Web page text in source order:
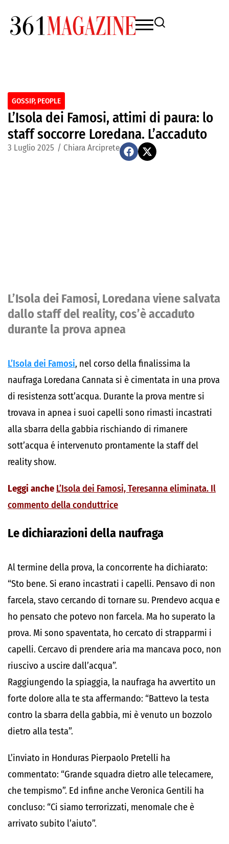
GOSSIP, PEOPLE
L’Isola dei Famosi, attimi di paura: lo
staff soccorre Loredana. L’accaduto
3 Luglio 2025 / Chiara Arciprete
L’Isola dei Famosi, Loredana viene salvata
dallo staff del reality, cos’è accaduto
durante la prova apnea
L’Isola dei Famosi, nel corso della finalissima la
naufraga Loredana Cannata si è cimentata in una prova
di resistenza sott’acqua. Durante la prova mentre si
trovava in apnea i suoi capelli sono rimasti incastrati
alla sbarra della gabbia rischiando di rimanere
sott’acqua é intervenuto prontamente la staff del
reality show.
Leggi anche L’Isola dei Famosi, Teresanna eliminata. Il
commento della conduttrice
Le dichiarazioni della naufraga
Al termine della prova, la concorrente ha dichiarato:
“Sto bene. Si erano incastrati i capelli. Pensavo di non
farcela, stavo cercando di tornare su. Prendevo acqua e
ho pensato che potevo non farcela. Ma ho superato la
prova. Mi sono spaventata, ho cercato di strapparmi i
capelli. Cercavo di prendere aria ma mancava poco, non
riuscivo a uscire dall’acqua”.
Raggiungendo la spiaggia, la naufraga ha avvertito un
forte dolore alla te sta affermando: “Battevo la testa
contro la sbarra della gabbia, mi è venuto un bozzolo
dietro alla testa”.
L’inviato in Honduras Pierpaolo Pretelli ha
commentato: “Grande squadra dietro alle telecamere,
che tempismo”. Ed infine anche Veronica Gentili ha
concluso: “Ci siamo terrorizzati, menomale che è
arrivato subito l’aiuto”.